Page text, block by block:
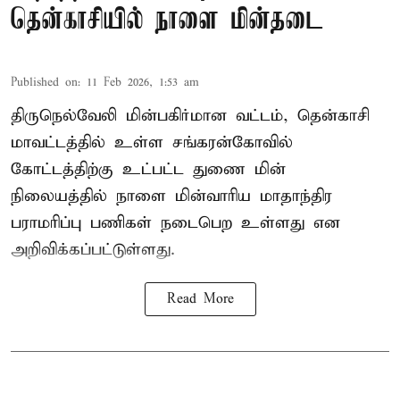
தென்காசியில் நாளை மின்தடை
Published on: 11 Feb 2026, 1:53 am
திருநெல்வேலி மின்பகிர்மான வட்டம், தென்காசி
மாவட்டத்தில் உள்ள சங்கரன்கோவில்
கோட்டத்திற்கு உட்பட்ட துணை மின்
நிலையத்தில் நாளை மின்வாரிய மாதாந்திர
பராமரிப்பு பணிகள் நடைபெற உள்ளது என
அறிவிக்கப்பட்டுள்ளது.
Read More